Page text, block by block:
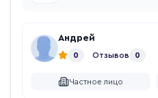
Андрей
0 Отзывов 0
Частное лицо